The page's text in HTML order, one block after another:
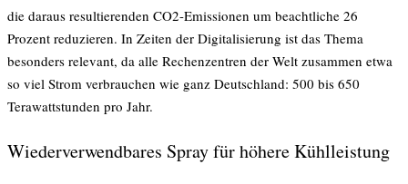
die daraus resultierenden CO2-Emissionen um beachtliche 26
Prozent reduzieren. In Zeiten der Digitalisierung ist das Thema
besonders relevant, da alle Rechenzentren der Welt zusammen etwa
so viel Strom verbrauchen wie ganz Deutschland: 500 bis 650
Terawattstunden pro Jahr.
Wiederverwendbares Spray für höhere Kühlleistung